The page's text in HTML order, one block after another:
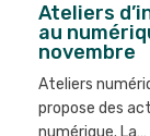
Ateliers
au
novembre
Ateliers
propose des
numérique. La…